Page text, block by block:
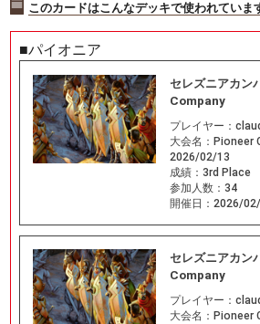
このカードはこんなデッキで使われていま
■パイオニア
セレズニアカン
Company
プレイヤー：
大会名： Pioneer
2026/02/13
成績： 3rd Place
参加人数： 34
開催日： 2026/
セレズニアカン
Company
プレイヤー：
大会名： Pioneer